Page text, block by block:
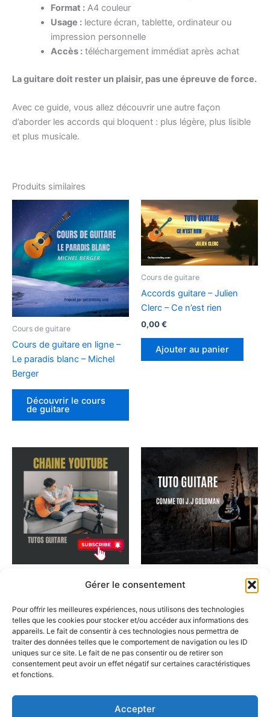
Gérer le consentement
Pour offrir les meilleures expériences, nous utilisons des technologies
telles que les cookies pour stocker et/ou accéder aux informations des
appareils. Le fait de consentir à ces technologies nous permettra de
traiter des données telles que le comportement de navigation ou les ID
uniques sur ce site. Le fait de ne pas consentir ou de retirer son
consentement peut avoir un effet négatif sur certaines caractéristiques
et fonctions.
Accepter
Format :A4 couleur
Usage :lecture écran, tablette, ordinateur ou
impression personnelle
Accès :téléchargement immédiat après achat
La guitare doit rester un plaisir, pas une épreuve de force.
Avec ce guide, vous allez découvrir une autre façon
d’aborder les accords qui bloquent : plus légère, plus lisible
et plus musicale.
Produits similaires
Cours de guitare
Cours de guitare en ligne –
Le paradis blanc – Michel
Berger
Découvrir le cours
de guitare
Cours de guitare
Accords guitare – Julien
Clerc – Ce n’est rien
0,00€
Ajouter au panier
Chaine youtube tutos
guitare gratuits
0,00€
Abonnez vous à la
chaine youtube de
Tutos guitare
Cours de guitare – Comme
toi de Jean Jacques
Goldmann
€
Inscrivez vous à ce